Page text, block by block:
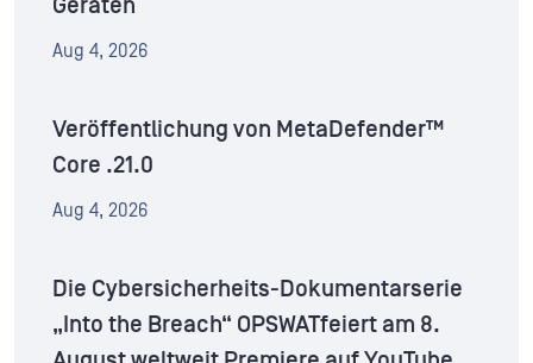
Geräten
Aug 4, 2026
Veröffentlichung von MetaDefender™
Core .21.0
Aug 4, 2026
Die Cybersicherheits-Dokumentarserie
„Into the Breach“ OPSWATfeiert am 8.